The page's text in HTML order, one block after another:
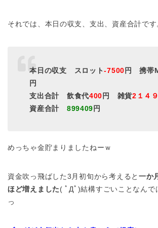
それでは、本日の収支、支出、資産合計です
本日の収支 スロット-7500 円 携帯
円
支出合計 飲食代400 円 雑貨2１４９
資産合計 899409 円
めっちゃ金貯まりましたねーｗ
資金吹っ飛ばした3月初旬から考えると 一か
ほど増えました( ﾟДﾟ)結構すごいことなんで
っ